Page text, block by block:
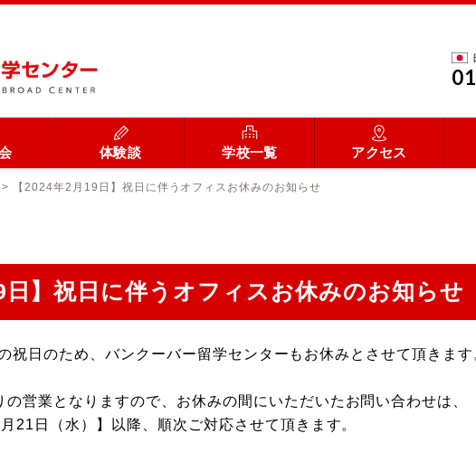
体験談 学校一覧 アクセス
> 【2024年2月19日】祝日に伴うオフィスお休みのお知らせ
日】祝日に伴うオフィスお休みのお知らせ
祝日のため、バンクーバー留学センターもお休みとさせて頂きます
営業となりますので、お休みの間にいただいたお問い合わせは、
21日（水）】以降、順次ご対応させて頂きます。